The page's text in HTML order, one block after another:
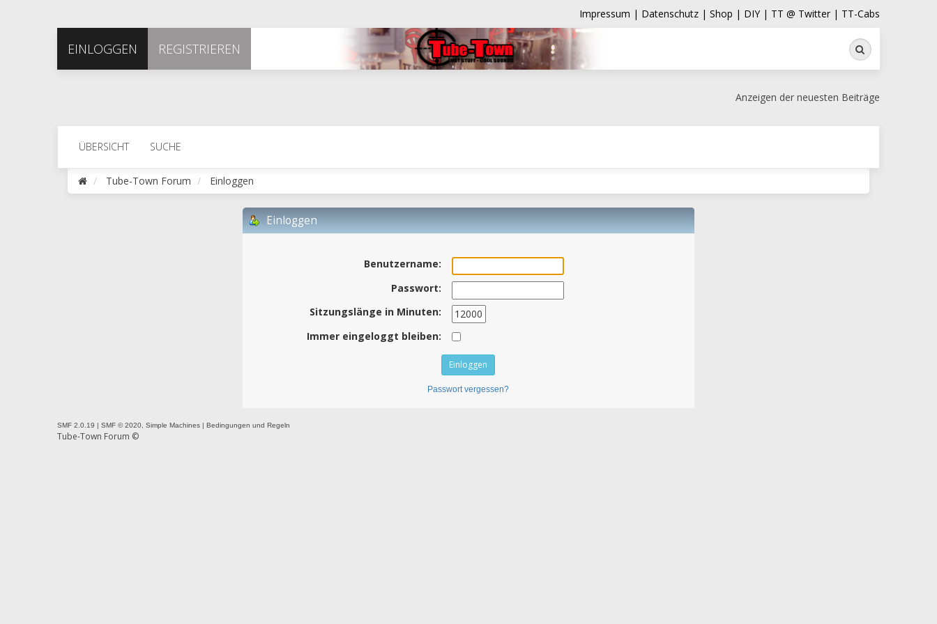
Impressum | Datenschutz | Shop | DIY | TT @ Twitter | TT-Cabs
EINLOGGEN REGISTRIEREN Suche
Anzeigen der neuesten Beiträge
ÜBERSICHT SUCHE
Tube-Town Forum Einloggen
Einloggen
Benutzername:
Passwort:
Sitzungslänge in Minuten:
Immer eingeloggt bleiben:
Passwort vergessen?
SMF 2.0.19 |SMF © 2020,Simple Machines Bedingungen und Regeln
Tube-Town Forum ©